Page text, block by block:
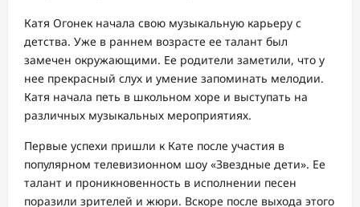
Катя Огонек начала свою музыкальную карьеру с
детства. Уже в раннем возрасте ее талант был
замечен окружающими. Ее родители заметили, что у
нее прекрасный слух и умение запоминать мелодии.
Катя начала петь в школьном хоре и выступать на
различных музыкальных мероприятиях.
Первые успехи пришли к Кате после участия в
популярном телевизионном шоу «Звездные дети». Ее
талант и проникновенность в исполнении песен
поразили зрителей и жюри. Вскоре после выхода этого